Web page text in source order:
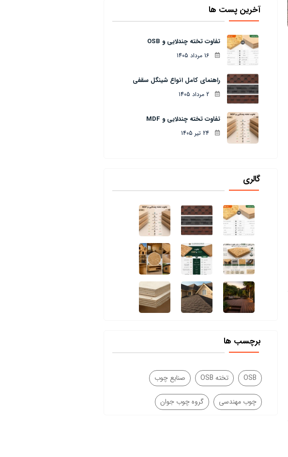
آخرین پست ها
تفاوت تخته چندلایی و OSB
16 مرداد 1405
راهنمای کامل انواع شینگل سقفی
2 مرداد 1405
تفاوت تخته چندلایی و MDF
24 تیر 1405
گالری
برچسب ها
OSB تخته OSB صنایع چوب
چوب مهندسی گروه چوب جوان